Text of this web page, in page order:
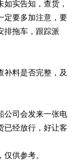
实告知，查货，
定要多加注意，要
排拖车，跟踪派
补料是否完整，及
公司会发来一张电
已经放行，好让客
仅供参考。